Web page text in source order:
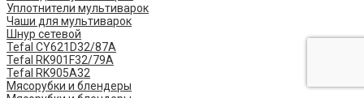
Уплотнители мультиварок
Чаши для мультиварок
Шнур сетевой
Tefal CY621D32/87A
Tefal RK901F32/79A
Tefal RK905A32
Мясорубки и блендеры